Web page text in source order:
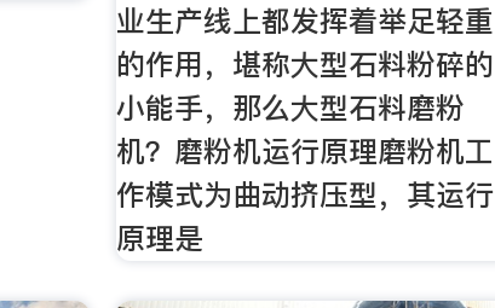
业生产线上都发挥着举足轻重
的作用，堪称大型石料粉碎的
小能手，那么大型石料磨粉
机？磨粉机运行原理磨粉机工
作模式为曲动挤压型，其运行
原理是